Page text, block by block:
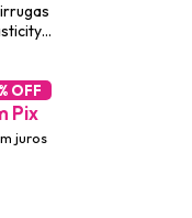
% OFF
juros
Pix